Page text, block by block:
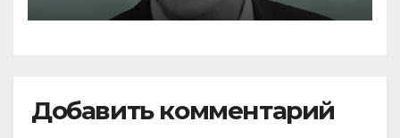
Добавить комментарий